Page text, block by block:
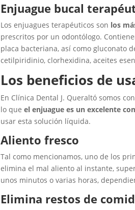
Enjuague bucal
Los enjuagues terapéuticos son los
prescritos por un odontólogo.
placa bacteriana, así como gluconato
cetilpiridinio, clorhexidina, aceites
Los beneficios de
En Clínica Dental J. Queraltó somos
lo queel enjuague es un excelente
usar esta solución líquida.
Aliento fresco
Tal como mencionamos, uno de los
elimina el mal aliento al instante,
unos minutos o varias horas,
Elimina restos de